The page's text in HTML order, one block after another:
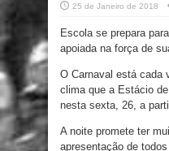
25 de Janeiro de 2018
Escola se prepara
apoiada na força de
O Carnaval está cada
clima que a Estácio
nesta sexta, 26, a
A noite promete ter
apresentação de